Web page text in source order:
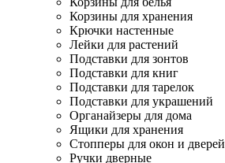
Корзины для хранения
Крючки настенные
Лейки для растений
Подставки для зонтов
Подставки для книг
Подставки для тарелок
Подставки для украшений
Органайзеры для дома
Ящики для хранения
Стопперы для окон и дверей
Ручки дверные